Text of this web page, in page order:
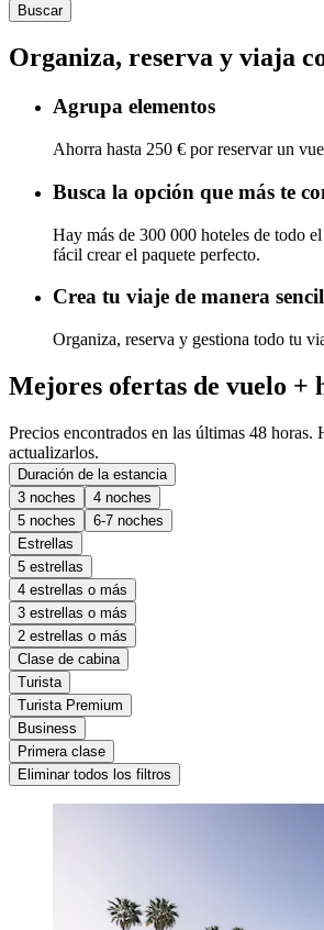
Buscar
Organiza, reserva y viaja
Agrupa elementos
Ahorra hasta 250 € por reservar un
Busca la opción que más te
Hay más de 300 000 hoteles de todo
fácil crear el paquete perfecto.
Crea tu viaje de manera
Organiza, reserva y gestiona todo tu
Mejores ofertas de vuelo +
Precios encontrados en las últimas 48 horas.
actualizarlos.
Duración de la estancia
3 noches
4 noches
5 noches
6-7 noches
Estrellas
5 estrellas
4 estrellas o más
3 estrellas o más
2 estrellas o más
Clase de cabina
Turista
Turista Premium
Business
Primera clase
Eliminar todos los filtros